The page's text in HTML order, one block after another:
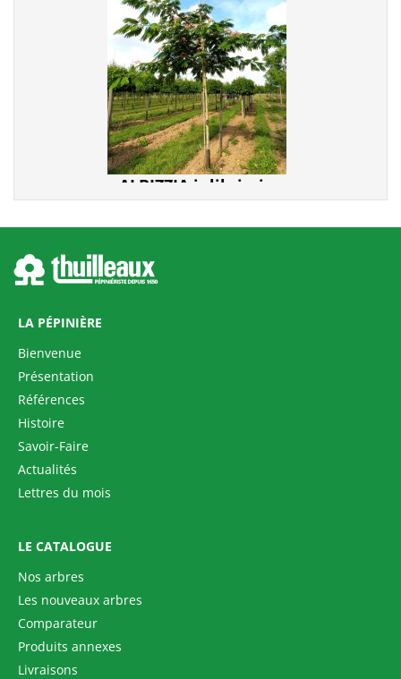
ALBIZZIA julibrissin
LA PÉPINIÈRE
Bienvenue
Présentation
Références
Histoire
Savoir-Faire
Actualités
Lettres du mois
LE CATALOGUE
Nos arbres
Les nouveaux arbres
Comparateur
Produits annexes
Livraisons